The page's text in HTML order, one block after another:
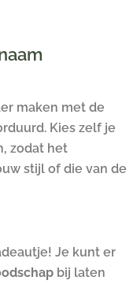
maken met de
Kies zelf je
zodat het
stijl of die van de
Je kunt er
bij laten